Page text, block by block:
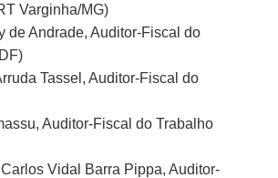
Varginha/MG)
de Andrade, Auditor-Fiscal do
Tassel, Auditor-Fiscal do
Auditor-Fiscal do Trabalho
Vidal Barra Pippa, Auditor-